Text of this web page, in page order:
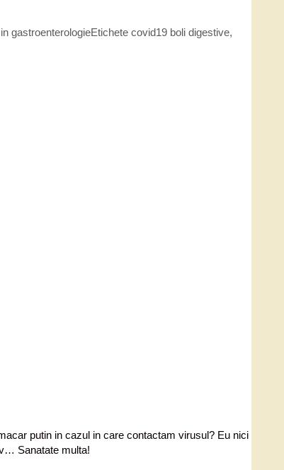
gastroenterologieEtichete covid19 boli digestive,
putin in cazul in care contactam virusul? Eu nici
Sanatate multa!